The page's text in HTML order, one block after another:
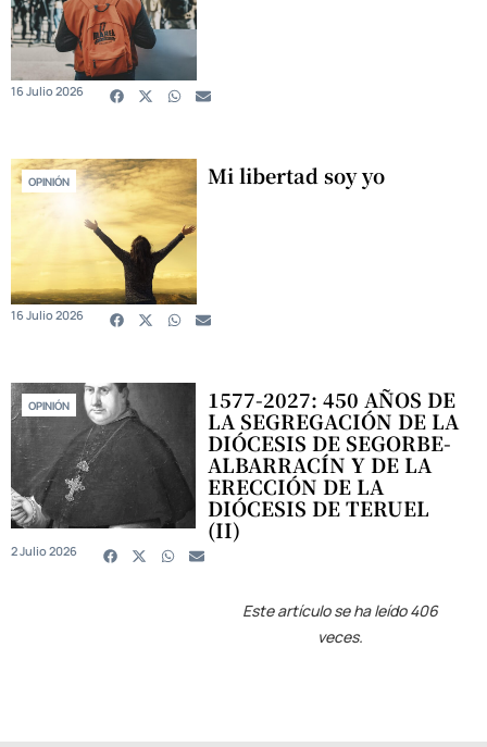
16 Julio 2026
OPINIÓN Mi libertad soy yo
16 Julio 2026
OPINIÓN 1577-2027: 450 AÑOS DE
LA SEGREGACIÓN DE LA
DIÓCESIS DE SEGORBE-
ALBARRACÍN Y DE LA
ERECCIÓN DE LA
DIÓCESIS DE TERUEL
(II)
2 Julio 2026
Este artículo se ha leído 406
veces.